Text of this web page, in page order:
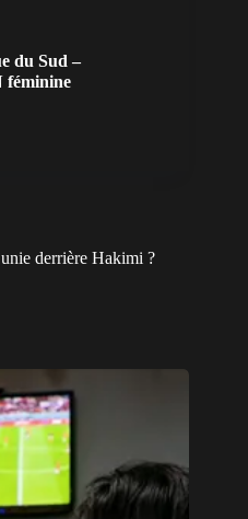
du Sud –
féminine
derrière Hakimi ?